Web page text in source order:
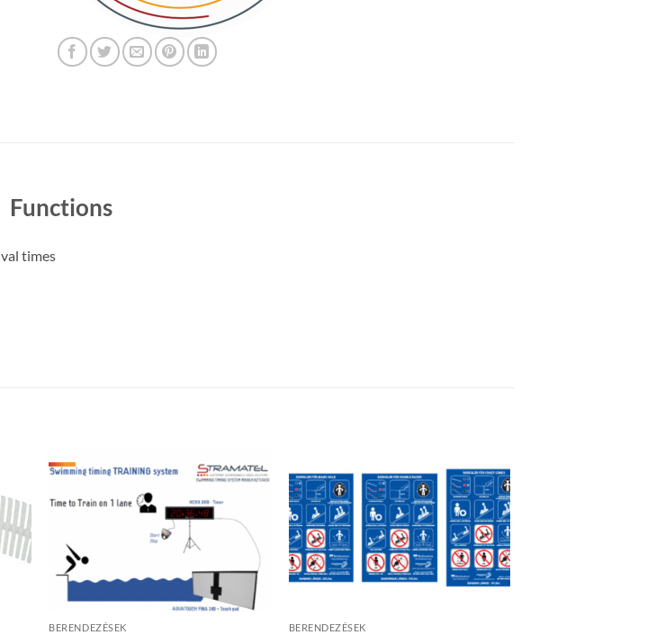
Functions
times
BERENDEZÉSEK BERENDEZÉSEK